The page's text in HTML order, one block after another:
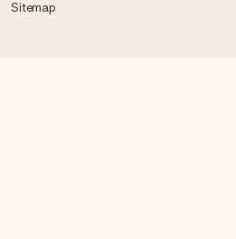
Sitemap